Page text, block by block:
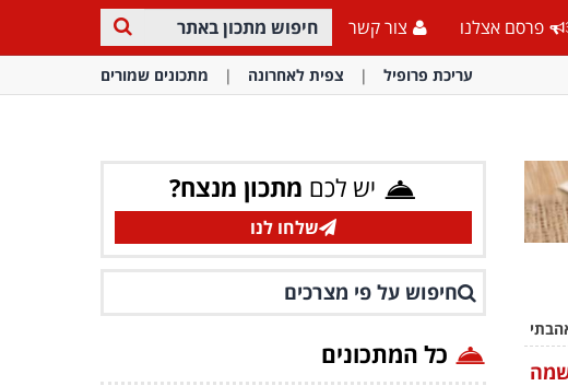
פרסם אצלנו צור קשר
עריכת פרופיל צפית לאחרונה מתכונים שמורים
יש לכם מתכון מנצח?
שלחו לנו
חיפוש על פי מצרכים
כל המתכונים